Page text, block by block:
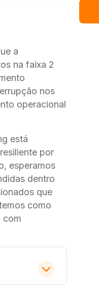
a
na faixa 2
nos
operacional
está
por
esperamos
dentro
que
como
com